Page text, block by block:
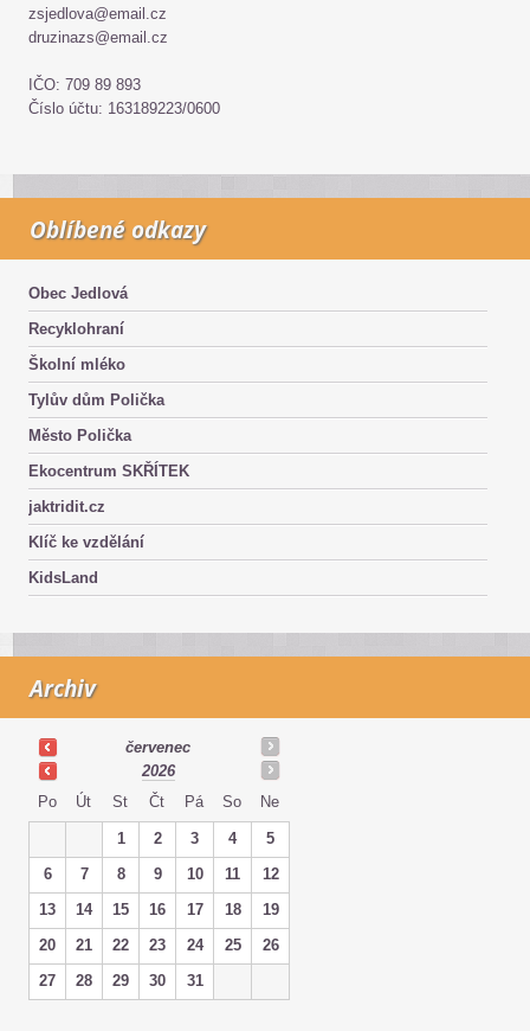
zsjedlova@email.cz
druzinazs@email.cz
IČO: 709 89 893
Číslo účtu: 163189223/0600
Oblíbené odkazy
Obec Jedlová
Recyklohraní
Školní mléko
Tylův dům Polička
Město Polička
Ekocentrum SKŘÍTEK
jaktridit.cz
Klíč ke vzdělání
KidsLand
Archiv
červenec
2026
Po
Út St Čt Pá So Ne
1 2 3 4
5
6
7 8 9 10 11
12
13
14 15 16 17 18
19
20
21 22 23 24 25
26
27
28 29 30 31